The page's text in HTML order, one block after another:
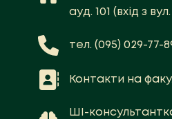
ауд. 101 (вхід з
тел. (095) 029-77-
Контакти на
ШІ-